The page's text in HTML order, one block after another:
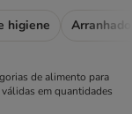
higiene
de alimento para
em quantidades